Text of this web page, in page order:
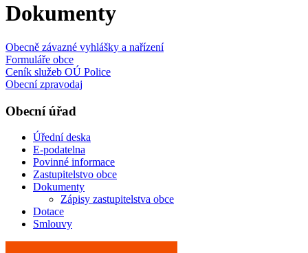
Dokumenty
Obecně závazné vyhlášky a nařízení
Formuláře obce
Ceník služeb OÚ Police
Obecní zpravodaj
Obecní úřad
Úřední deska
E-podatelna
Povinné informace
Zastupitelstvo obce
Dokumenty
Zápisy zastupitelstva obce
Dotace
Smlouvy